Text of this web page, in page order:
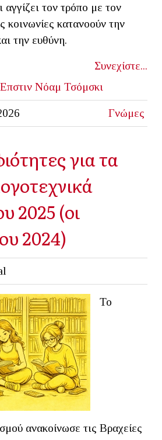
τον τρόπο με τον
κοινωνίες κατανοούν την
την ευθύνη.
Συνεχίστε...
Νόαμ Τσόμσκι
Γνώμες
για τα
2025 (οι
2024)
Το
ανακοίνωσε τις Βραχείες